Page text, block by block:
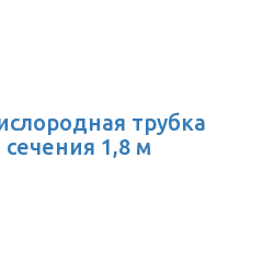
трубка
1,8 м